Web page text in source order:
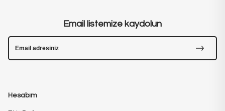
Hesabım
Email listemize kaydolun